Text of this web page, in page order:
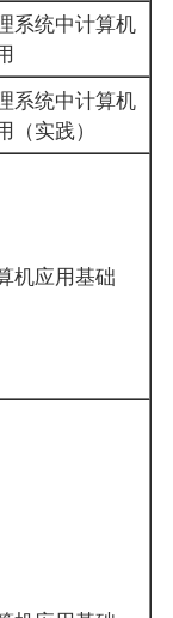
系统中计算机
系统中计算机
（实践）
机应用基础